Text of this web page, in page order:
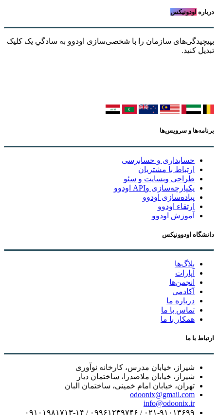
درباره اودونیکس
بپیچیدگی‌های سازمان را با شخصی‌سازی اودوو به سادگیِ یک کلیک
تبدیل کنید.
برنامه‌ها و سرویس‌ها
حسابداری و حسابرسی
ارتباط با مشتریان
طراحی وبسایت و سئو
یکپارچه‌سازی وAPI اودوو
پیاده‌سازی اودوو
ارتقاء اودوو
آموزش اودوو
دانشگاه اودوونیکس
بلاگ‌ها
آپارات
انجمن‌ها
آکادمی
درباره ما
تماس با ما
همکار با ما
ارتباط با ما
شیراز، خیابان مدرس، کارخانه نوآوری
شیراز، خیابان ملاصدرا، ساختمان دیار
تهران، خیابان امام خمینی، ساختمان البان
odoonix@gmail.com
info@odoonix.ir
۰۲۱-۹۱۰۱۳۶۹۹ / ۰۹۹۶۱۲۳۹۷۴۶ / ۰۹۱۰۱۹۸۱۷۱۳-۱۴